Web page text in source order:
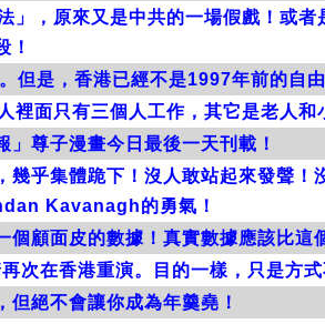
，原來又是中共的一場假戲！或者
！
但是，香港已經不是1997年前的自由
面只有三個人工作，其它是老人和
尊子漫畫今日最後一天刊載！
乎集體跪下！沒人敢站起來發聲！
Kavanagh的勇氣！
顧面皮的數據！真實數據應該比這
次在香港重演。目的一樣，只是方式
絕不會讓你成為年羹堯！